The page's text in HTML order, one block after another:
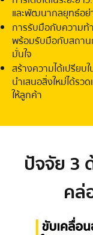
และพัฒนากลยุทธ์อย่
การรับมือกับความท้
พร้อมรับมือกับสถา
มั่นใจ
สร้างความได้เปรียบ
นำเสนอสิ่งใหม่ได้รว
ให้ลูกค้า
ปัจจัย 3
คล่